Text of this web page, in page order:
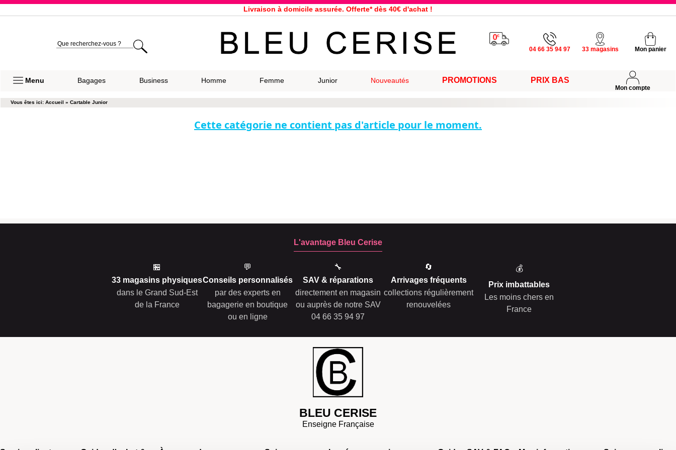
Livraison à domicile assurée. Offerte* dès 40€ d'achat !
Expédition le jour même pour toutes commandes passées avant 12h, du lundi au vendredi
33 magasins répartis dans la France. Un à proximité de chez vous ?
04 66 35 94 97 33 magasins Mon panier
Menu Bagages Business Homme Femme Junior Nouveautés PROMOTIONS PRIX BAS
Mon compte
Vous êtes ici: Accueil » Cartable Junior
Cette catégorie ne contient pas d'article pour le moment.
L'avantage Bleu Cerise
🏪
33 magasins physiques
dans le Grand Sud-Est
de la France
💬
Conseils personnalisés
par des experts en
bagagerie en boutique
ou en ligne
🔧
SAV & réparations
directement en magasin
ou auprès de notre SAV
04 66 35 94 97
🔄
Arrivages fréquents
collections régulièrement
renouvelées
💰
Prix imbattables
Les moins chers en
France
BLEU CERISE
Enseigne Française